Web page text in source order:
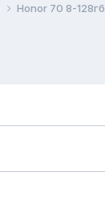
Honor 70 8-128гб